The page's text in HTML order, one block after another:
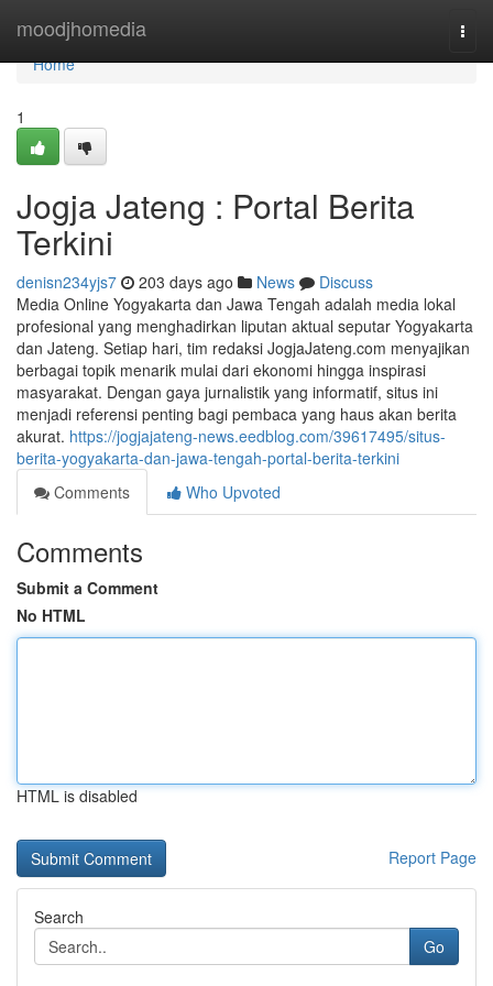
moodjhomedia
Home
Home
1
Jogja Jateng : Portal Berita
Terkini
denisn234yjs7 203 days ago News
Discuss
Media Online Yogyakarta dan Jawa Tengah adalah media lokal
profesional yang menghadirkan liputan aktual seputar Yogyakarta
dan Jateng. Setiap hari, tim redaksi JogjaJateng.com menyajikan
berbagai topik menarik mulai dari ekonomi hingga inspirasi
masyarakat. Dengan gaya jurnalistik yang informatif, situs ini
menjadi referensi penting bagi pembaca yang haus akan berita
akurat. https://jogjajateng-news.eedblog.com/39617495/situs-
berita-yogyakarta-dan-jawa-tengah-portal-berita-terkini
Comments
Who Upvoted
Comments
Submit a Comment
No HTML
HTML is disabled
Report Page
Search
Go